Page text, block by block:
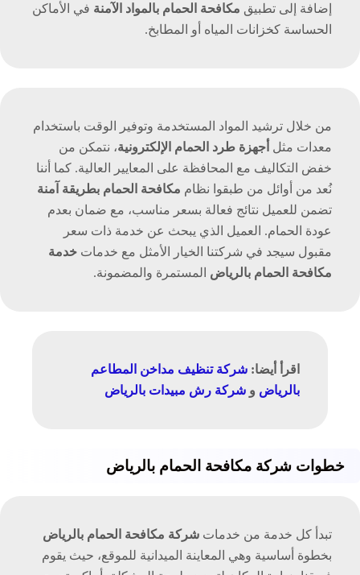
إضافة إلى تطبيق مكافحة الحمام بالمواد الآمنة في الأماكن
الحساسة كخزانات المياه أو المطابخ.
من خلال ترشيد المواد المستخدمة وتوفير الوقت باستخدام
معدات مثل أجهزة طرد الحمام الإلكترونية، نتمكن من
خفض التكاليف مع المحافظة على المعايير العالية. كما أننا
نُعد من أوائل من طبقوا نظام مكافحة الحمام بطريقة آمنة
تضمن للعميل نتائج فعالة بسعر مناسب، مع ضمان بعدم
عودة الحمام. العميل الذي يبحث عن خدمة ذات سعر
مقبول سيجد في شركتنا الخيار الأمثل مع خدمات خدمة
مكافحة الحمام بالرياض المستمرة والمضمونة.
اقرأ أيضا: شركة تنظيف مداخن المطاعم
بالرياض و شركة رش مبيدات بالرياض
خطوات شركة مكافحة الحمام بالرياض
تبدأ كل خدمة من خدمات شركة مكافحة الحمام بالرياض
بخطوة أساسية وهي المعاينة الميدانية للموقع، حيث يقوم